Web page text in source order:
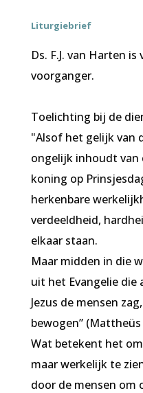
Liturgiebrief
Ds. F.J. van Harten
voorganger.
Toelichting bij de
"Alsof het gelijk van
ongelijk inhoudt van
koning op
herkenbare
verdeeldheid,
elkaar staan.
Maar midden in die
uit het Evangelie die
Jezus de mensen
bewogen” (Mattheüs
Wat betekent het
maar werkelijk te
door de mensen om